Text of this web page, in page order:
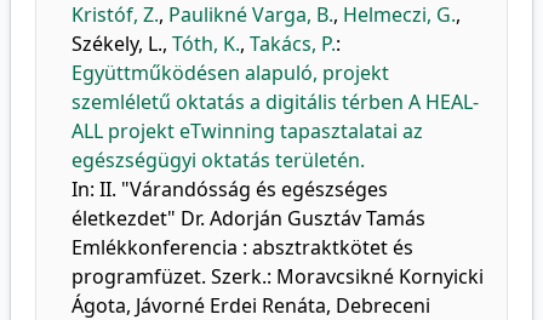
Kristóf, Z., Paulikné Varga, B., Helmeczi, G.,
Székely, L., Tóth, K., Takács, P.:
Együttműködésen alapuló, projekt
szemléletű oktatás a digitális térben A HEAL-
ALL projekt eTwinning tapasztalatai az
egészségügyi oktatás területén.
In: II. "Várandósság és egészséges
életkezdet" Dr. Adorján Gusztáv Tamás
Emlékkonferencia : absztraktkötet és
programfüzet. Szerk.: Moravcsikné Kornyicki
Ágota, Jávorné Erdei Renáta, Debreceni